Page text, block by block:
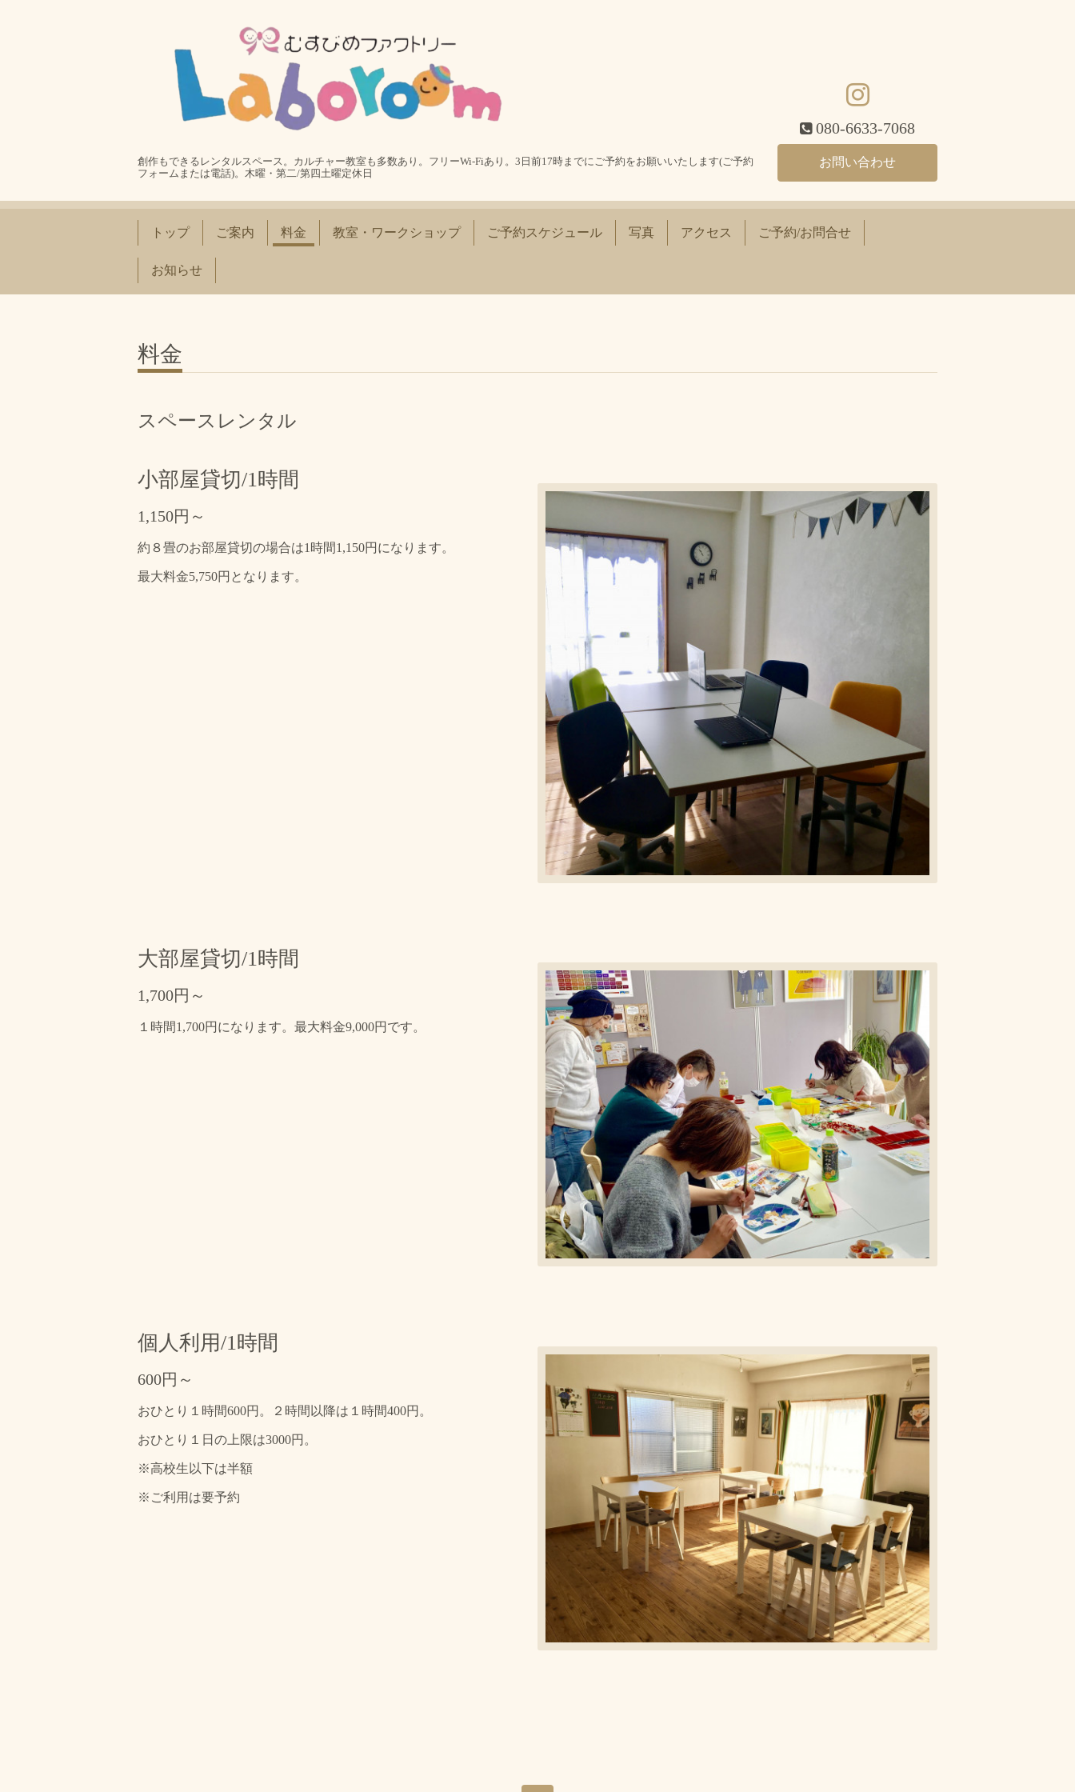
創作もできるレンタルスペース。カルチャー教室も多数あり。フリーWi-Fiあり。3日前17時までにご予約をお願いいたします(ご予約
フォームまたは電話)。木曜・第二/第四土曜定休日
080-6633-7068
お問い合わせ
トップ ご案内 料金 教室・ワークショップ ご予約スケジュール 写真 アクセス ご予約/お問合せ
お知らせ
料金
スペースレンタル
小部屋貸切/1時間
1,150円～
約８畳のお部屋貸切の場合は1時間1,150円になります。
最大料金5,750円となります。
大部屋貸切/1時間
1,700円～
１時間1,700円になります。最大料金9,000円です。
個人利用/1時間
600円～
おひとり１時間600円。２時間以降は１時間400円。
おひとり１日の上限は3000円。
※高校生以下は半額
※ご利用は要予約